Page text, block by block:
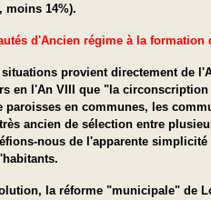
moins 14%).
d'Ancien régime à la formation
provient directement de
en l'An VIII que "la circonscription
paroisses en communes, les
ancien de sélection entre
nous de l'apparente
la réforme "municipale" de